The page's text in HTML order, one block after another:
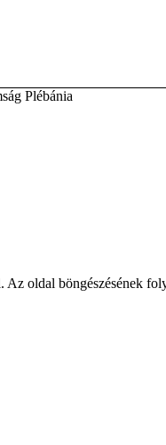
Plébánia
Az oldal böngészésének